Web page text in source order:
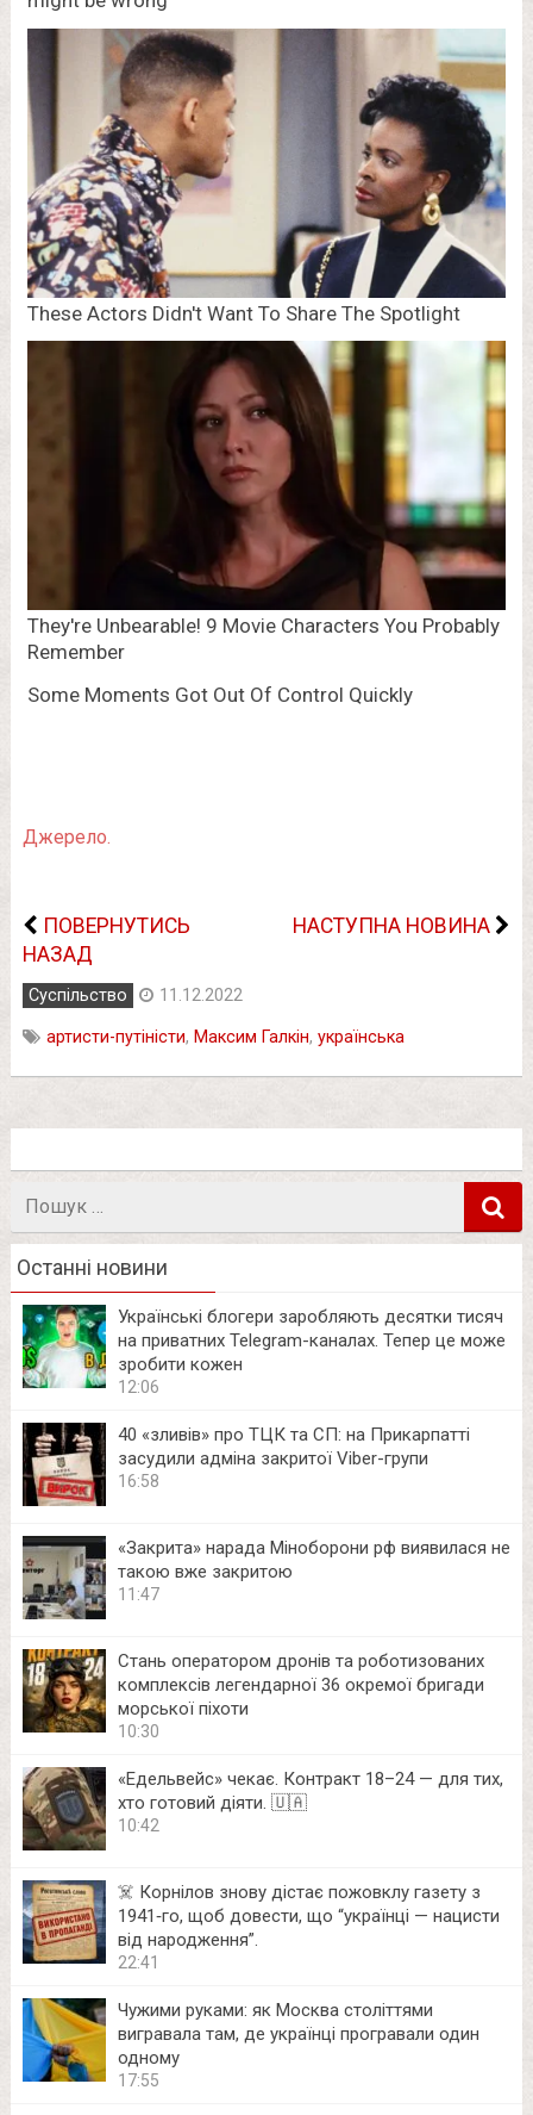
Джерело.
ПОВЕРНУТИСЬ
НАЗАД
НАСТУПНА НОВИНА
Суспільство 11.12.2022
артисти-путіністи, Максим Галкін, українська
Останні новини
Українські блогери заробляють десятки тисяч
на приватних Telegram-каналах. Тепер це може
зробити кожен
12:06
40 «зливів» про ТЦК та СП: на Прикарпатті
засудили адміна закритої Viber-групи
16:58
«Закрита» нарада Міноборони рф виявилася не
такою вже закритою
11:47
Стань оператором дронів та роботизованих
комплексів легендарної 36 окремої бригади
морської піхоти
10:30
«Едельвейс» чекає. Контракт 18–24 — для тих,
хто готовий діяти. 🇺🇦
10:42
☠️ Корнілов знову дістає пожовклу газету з
1941‑го, щоб довести, що “українці — нацисти
від народження”.
22:41
Чужими руками: як Москва століттями
вигравала там, де українці програвали один
одному
17:55